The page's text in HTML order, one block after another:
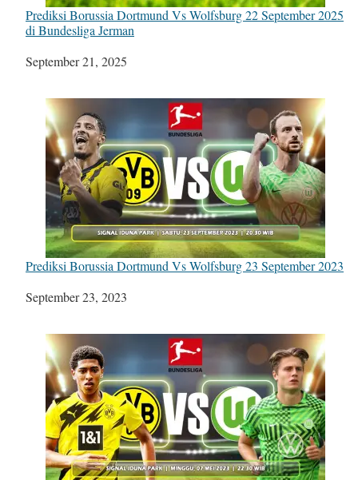
Prediksi Borussia Dortmund Vs Wolfsburg 22 September 2025
di Bundesliga Jerman
Tanggal
September 21, 2025
Prediksi Borussia Dortmund Vs Wolfsburg 23 September 2023
Tanggal
September 23, 2023